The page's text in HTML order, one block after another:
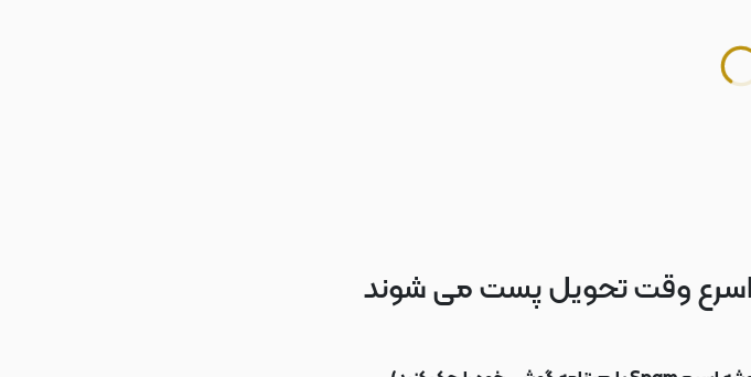
وقت تحویل پست می شوند